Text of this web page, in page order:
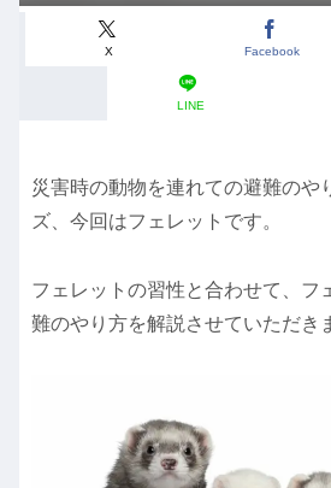
X Facebook
LINE
災害時の動物を連れての避難のや
ズ、今回はフェレットです。
フェレットの習性と合わせて、フ
難のやり方を解説させていただき